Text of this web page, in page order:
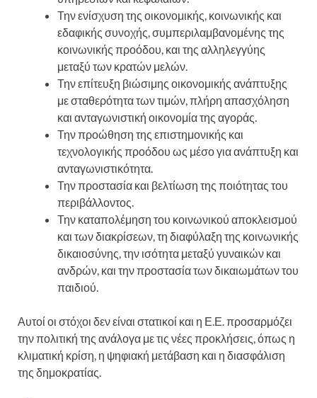
Την ενίσχυση της οικονομικής, κοινωνικής και
εδαφικής συνοχής, συμπεριλαμβανομένης της
κοινωνικής προόδου, και της αλληλεγγύης
μεταξύ των κρατών μελών.
Την επίτευξη βιώσιμης οικονομικής ανάπτυξης
με σταθερότητα των τιμών, πλήρη απασχόληση
και ανταγωνιστική οικονομία της αγοράς.
Την προώθηση της επιστημονικής και
τεχνολογικής προόδου ως μέσο για ανάπτυξη και
ανταγωνιστικότητα.
Την προστασία και βελτίωση της ποιότητας του
περιβάλλοντος.
Την καταπολέμηση του κοινωνικού αποκλεισμού
και των διακρίσεων, τη διαφύλαξη της κοινωνικής
δικαιοσύνης, την ισότητα μεταξύ γυναικών και
ανδρών, και την προστασία των δικαιωμάτων του
παιδιού.
Αυτοί οι στόχοι δεν είναι στατικοί και η Ε.Ε. προσαρμόζει
την πολιτική της ανάλογα με τις νέες προκλήσεις, όπως η
κλιματική κρίση, η ψηφιακή μετάβαση και η διασφάλιση
της δημοκρατίας.